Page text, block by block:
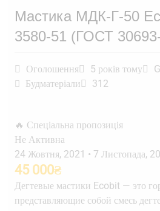
Мастика МДК-Г-50
3580-51 (ГОСТ
Оголошення 5 років тому
Будматеріали
312
🔥 Спеціальна пропозиція
Не Активна
24 Жовтня, 2021 • 7 Листопада,
45 000₴
Дегтевые мастики Ecobit — это
представляющие собой смесь